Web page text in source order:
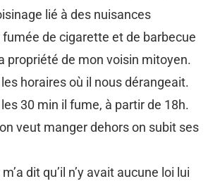
lié à des nuisances
de cigarette et de barbecue
propriété de mon voisin mitoyen.
horaires où il nous dérangeait.
30 min il fume, à partir de 18h.
veut manger dehors on subit ses
dit qu’il n’y avait aucune loi lui